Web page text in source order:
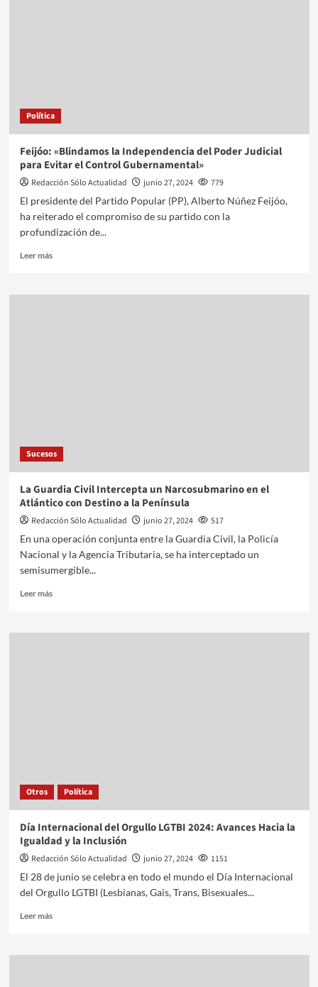
Política
Feijóo: «Blindamos la Independencia del Poder Judicial
para Evitar el Control Gubernamental»
Redacción Sólo Actualidad junio 27, 2024
779
El presidente del Partido Popular (PP), Alberto Núñez Feijóo,
ha reiterado el compromiso de su partido con la
profundización de...
Leer más
Sucesos
La Guardia Civil Intercepta un Narcosubmarino en el
Atlántico con Destino a la Península
Redacción Sólo Actualidad junio 27, 2024
517
En una operación conjunta entre la Guardia Civil, la Policía
Nacional y la Agencia Tributaria, se ha interceptado un
semisumergible...
Leer más
Otros Política
Día Internacional del Orgullo LGTBI 2024: Avances Hacia la
Igualdad y la Inclusión
Redacción Sólo Actualidad junio 27, 2024
1151
El 28 de junio se celebra en todo el mundo el Día Internacional
del Orgullo LGTBI (Lesbianas, Gais, Trans, Bisexuales...
Leer más